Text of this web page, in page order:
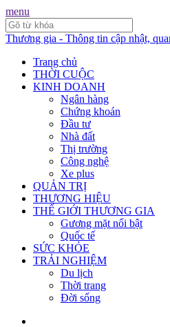
menu
Thương gia - Thông tin cập nhật,
Trang chủ
THỜI CUỘC
KINH DOANH
Ngân hàng
Chứng khoán
Đầu tư
Nhà đất
Thị trường
Công nghệ
Xe plus
QUẢN TRỊ
THƯƠNG HIỆU
THẾ GIỚI THƯƠNG GIA
Gương mặt nổi bật
Quốc tế
SỨC KHỎE
TRẢI NGHIỆM
Du lịch
Thời trang
Đời sống